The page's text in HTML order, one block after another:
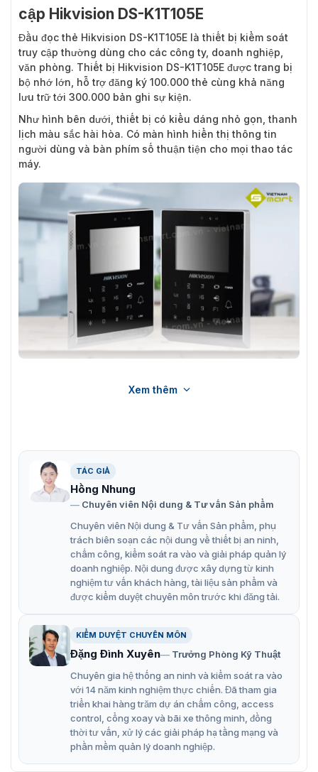
cập Hikvision DS-K1T105E
Đầu đọc thẻ Hikvision DS-K1T105E là thiết bị kiểm soát
truy cập thường dùng cho các công ty, doanh nghiệp,
văn phòng. Thiết bị Hikvision DS-K1T105E được trang bị
bộ nhớ lớn, hỗ trợ đăng ký 100.000 thẻ cùng khả năng
lưu trữ tới 300.000 bản ghi sự kiện.
Như hình bên dưới, thiết bị có kiểu dáng nhỏ gọn, thanh
lịch màu sắc hài hòa. Có màn hình hiển thị thông tin
người dùng và bàn phím số thuận tiện cho mọi thao tác
máy.
Thiết bị đầu đọc thẻ DS-K1T105E đến từ thương hiệu
Hikvision được trang bị các công nghệ hiện đại, mới
nhất. Cùng điểm qua các tính năng nổi bật của thiết bị:
Màn hình hiển thị LCD 2,8 inch
Bàn phím 16 phím số chức năng.
Giao diện RS-485 và Wiegand
Giao tiếp qua TCP/TP và Wi-Fi, USB 2.0.
EHome cho truyền thông mạng công cộng
Thiết bị đầu cuối kiểm soát truy cập thẻ dựa trên IP.
Máy có âm báo và màn hình hiển thị thông tin nhân
viên quẹt thẻ.
Đầu đọc Hikvision DS-K1T105E-C được tích hộ thêm
camera 2MP.
Xem thêm
TÁC GIẢ
Hồng Nhung
Chuyên viên Nội dung & Tư vấn Sản phẩm
Chuyên viên Nội dung & Tư vấn Sản phẩm, phụ
trách biên soạn các nội dung về thiết bị an ninh,
chấm công, kiểm soát ra vào và giải pháp quản lý
doanh nghiệp. Nội dung được xây dựng từ kinh
nghiệm tư vấn khách hàng, tài liệu sản phẩm và
được kiểm duyệt chuyên môn trước khi đăng tải.
KIỂM DUYỆT CHUYÊN MÔN
Đặng Đình Xuyên
Trưởng Phòng Kỹ Thuật
Chuyên gia hệ thống an ninh và kiểm soát ra vào
với 14 năm kinh nghiệm thực chiến. Đã tham gia
triển khai hàng trăm dự án chấm công, access
control, cổng xoay và bãi xe thông minh, đồng
thời tư vấn, xử lý các giải pháp hạ tầng mạng và
phần mềm quản lý doanh nghiệp.